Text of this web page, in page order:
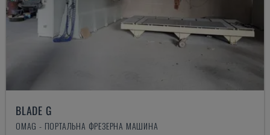
BLADE G
OMAG - ПОРТАЛЬНА ФРЕЗЕРНА МАШИНА